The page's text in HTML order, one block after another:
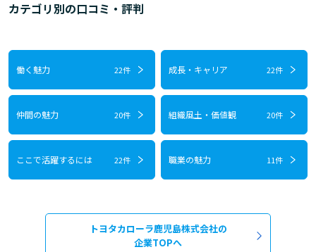
カテゴリ別の口コミ・評判
働く魅力 22件 成長・キャリア 22件
仲間の魅力 20件 組織風土・価値観 20件
ここで活躍するには 22件 職業の魅力 11件
トヨタカローラ鹿児島株式会社の
企業TOPへ